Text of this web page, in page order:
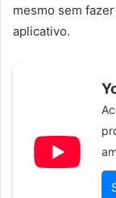
mesmo sem
aplicativo.